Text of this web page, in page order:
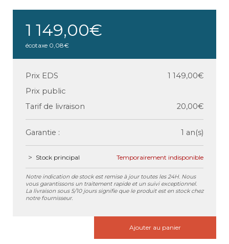
1 149,00€
écotaxe 0,08€
Prix EDS
1 149,00€
Prix public
Tarif de livraison
20,00€
Garantie : 1 an(s)
Stock principal Temporairement indisponible
Notre indication de stock est remise à jour toutes les 24H. Nous
vous garantissons un traitement rapide et un suivi exceptionnel.
La livraison sous 5/10 jours signifie que le produit est en stock chez
notre fournisseur.
Ajouter au panier